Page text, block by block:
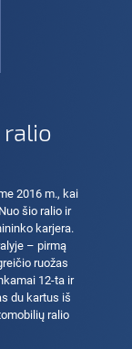
ralio
2016 m., kai
šio ralio ir
karjera.
– pirmą
ruožas
12-ta ir
du kartus iš
ralio